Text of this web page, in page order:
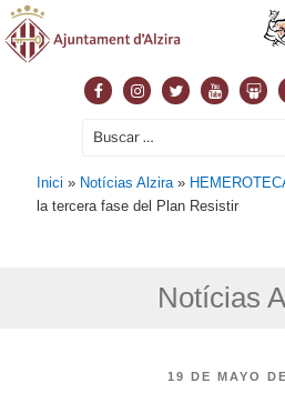
FacebookInstagram
TwitterYoutube
Buscar
Inici » Notícias Alzira »
la tercera fase del Plan Resistir
Notícias
PUBLICADO
19 DE MAYO